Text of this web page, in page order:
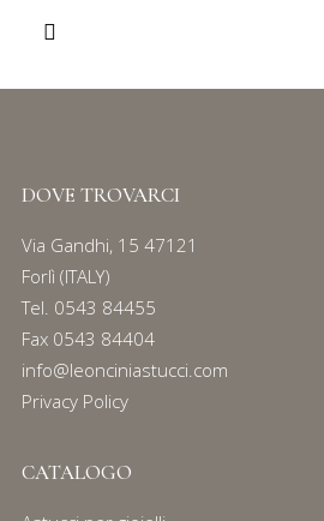
DOVE TROVARCI
Via Gandhi, 15 47121
Forlì (ITALY)
Tel. 0543 84455
Fax 0543 84404
info@leonciniastucci.com
Privacy Policy
CATALOGO